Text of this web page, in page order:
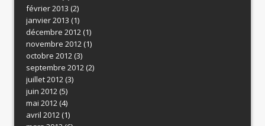
février 2013 (2)
janvier 2013 (1)
décembre 2012 (1)
novembre 2012 (1)
octobre 2012 (3)
septembre 2012 (2)
juillet 2012 (3)
juin 2012 (5)
mai 2012 (4)
avril 2012 (1)